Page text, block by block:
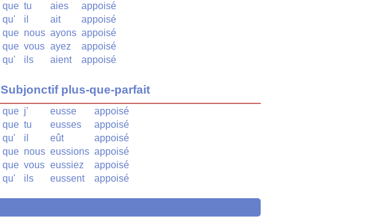
que tu aies
appoisé
qu'
il ait
appoisé
que nous ayons appoisé
que vous ayez
appoisé
qu'
ils aient appoisé
Subjonctif plus-que-parfait
que j' eusse
appoisé
que tu eusses
appoisé
qu'
il eût
appoisé
que nous eussions appoisé
que vous eussiez
appoisé
qu'
ils eussent appoisé